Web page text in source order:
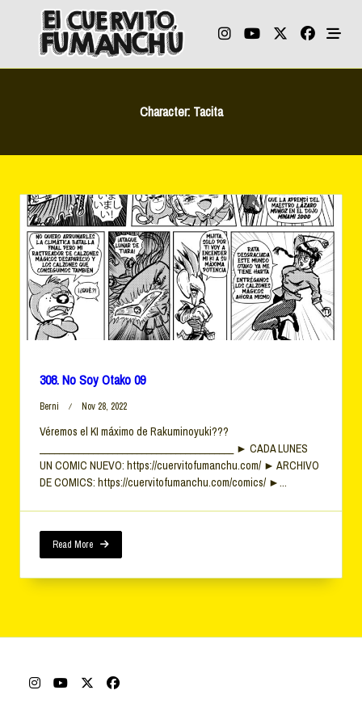
content
Character: Tacita
308. No Soy Otako 09
Berni Nov 28, 2022
Véremos el KI máximo de Rakuminoyuki???
________________________________________ ► CADA LUNES
UN COMIC NUEVO: https://cuervitofumanchu.com/ ► ARCHIVO
DE COMICS: https://cuervitofumanchu.com/comics/ ►...
Read More